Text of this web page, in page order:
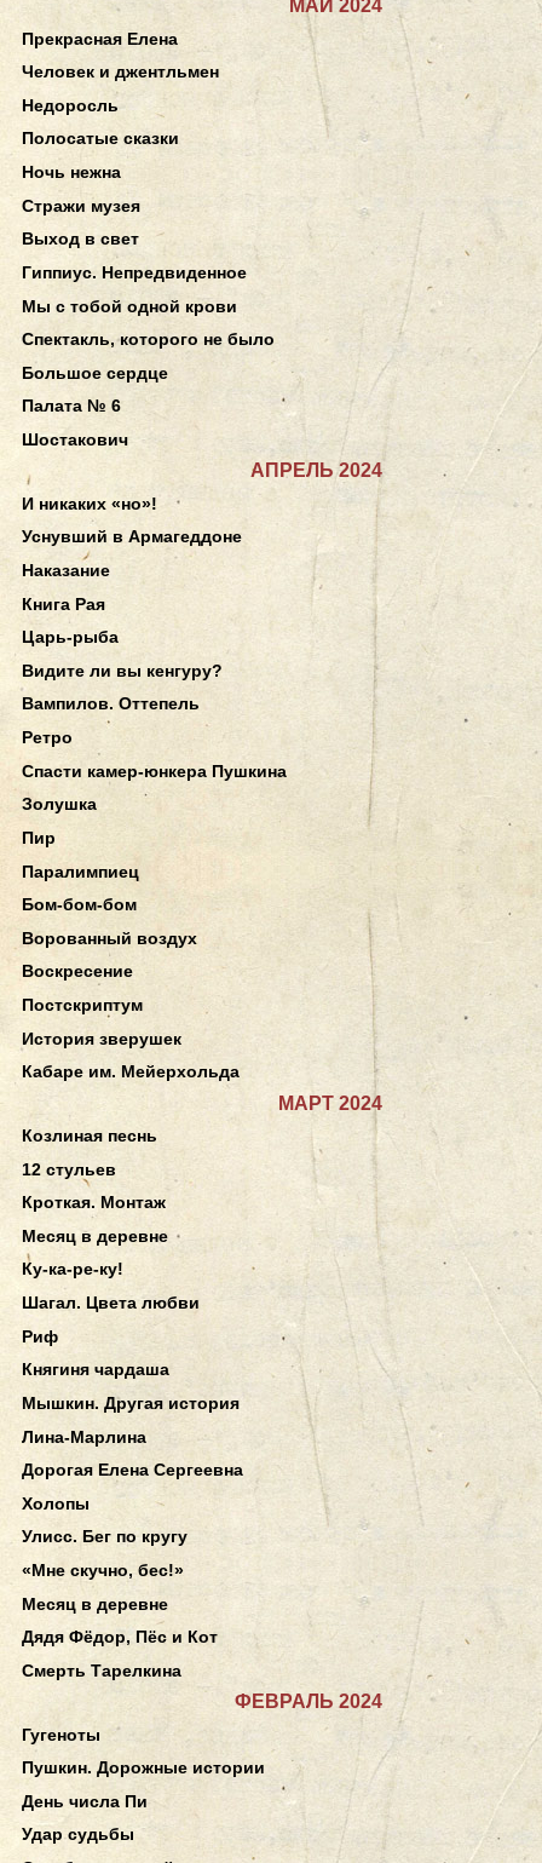
МАЙ 2024
Прекрасная Елена
Человек и джентльмен
Недоросль
Полосатые сказки
Ночь нежна
Стражи музея
Выход в свет
Гиппиус. Непредвиденное
Мы с тобой одной крови
Спектакль, которого не было
Большое сердце
Палата № 6
Шостакович
АПРЕЛЬ 2024
И никаких «но»!
Уснувший в Армагеддоне
Наказание
Книга Рая
Царь-рыба
Видите ли вы кенгуру?
Вампилов. Оттепель
Ретро
Спасти камер-юнкера Пушкина
Золушка
Пир
Паралимпиец
Бом-бом-бом
Ворованный воздух
Воскресение
Постскриптум
История зверушек
Кабаре им. Мейерхольда
МАРТ 2024
Козлиная песнь
12 стульев
Кроткая. Монтаж
Месяц в деревне
Ку-ка-ре-ку!
Шагал. Цвета любви
Риф
Княгиня чардаша
Мышкин. Другая история
Лина-Марлина
Дорогая Елена Сергеевна
Холопы
Улисс. Бег по кругу
«Мне скучно, бес!»
Месяц в деревне
Дядя Фёдор, Пёс и Кот
Смерть Тарелкина
ФЕВРАЛЬ 2024
Гугеноты
Пушкин. Дорожные истории
День числа Пи
Удар судьбы